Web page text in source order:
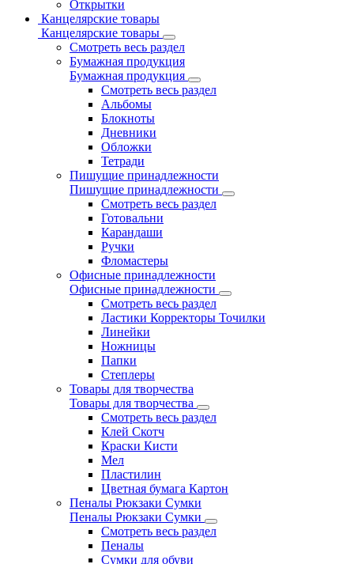
Открытки
Канцелярские товары
Канцелярские товары
Смотреть весь раздел
Бумажная продукция
Бумажная продукция
Смотреть весь раздел
Альбомы
Блокноты
Дневники
Обложки
Тетради
Пишущие принадлежности
Пишущие принадлежности
Смотреть весь раздел
Готовальни
Карандаши
Ручки
Фломастеры
Офисные принадлежности
Офисные принадлежности
Смотреть весь раздел
Ластики Корректоры Точилки
Линейки
Ножницы
Папки
Степлеры
Товары для творчества
Товары для творчества
Смотреть весь раздел
Клей Скотч
Краски Кисти
Мел
Пластилин
Цветная бумага Картон
Пеналы Рюкзаки Сумки
Пеналы Рюкзаки Сумки
Смотреть весь раздел
Пеналы
Сумки для обуви